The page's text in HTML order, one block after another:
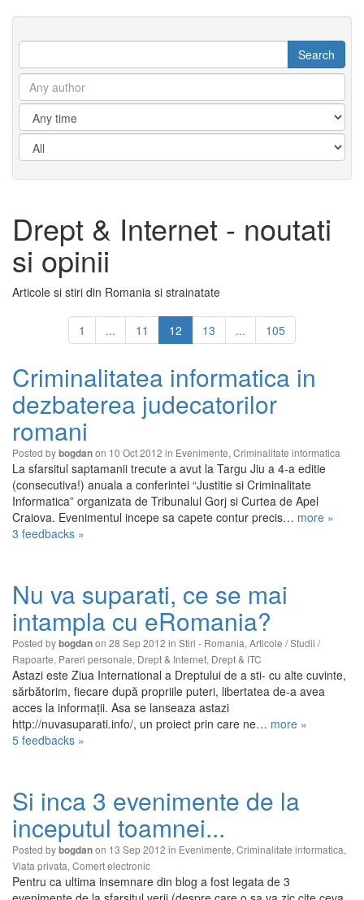
Drept & Internet - noutati
si opinii
Articole si stiri din Romania si strainatate
1 ... 11 12 13 ... 105
Criminalitatea informatica in
dezbaterea judecatorilor
romani
Posted bybogdanon 10 Oct 2012 in Evenimente, Criminalitate informatica
La sfarsitul saptamanii trecute a avut la Targu Jiu a 4-a editie
(consecutiva!) anuala a conferintei “Justitie si Criminalitate
Informatica” organizata de Tribunalul Gorj si Curtea de Apel
Craiova. Evenimentul incepe sa capete contur precis… more »
3 feedbacks »
Nu va suparati, ce se mai
intampla cu eRomania?
Posted bybogdanon 28 Sep 2012 in Stiri - Romania, Articole / Studii /
Rapoarte, Pareri personale, Drept & Internet, Drept & ITC
Astazi este Ziua International a Dreptului de a sti- cu alte cuvinte,
sărbătorim, fiecare după propriile puteri, libertatea de-a avea
acces la informaţii. Asa se lanseaza astazi
http://nuvasuparati.info/, un proiect prin care ne… more »
5 feedbacks »
Si inca 3 evenimente de la
inceputul toamnei...
Posted bybogdanon 13 Sep 2012 in Evenimente, Criminalitate informatica,
Viata privata, Comert electronic
Pentru ca ultima insemnare din blog a fost legata de 3